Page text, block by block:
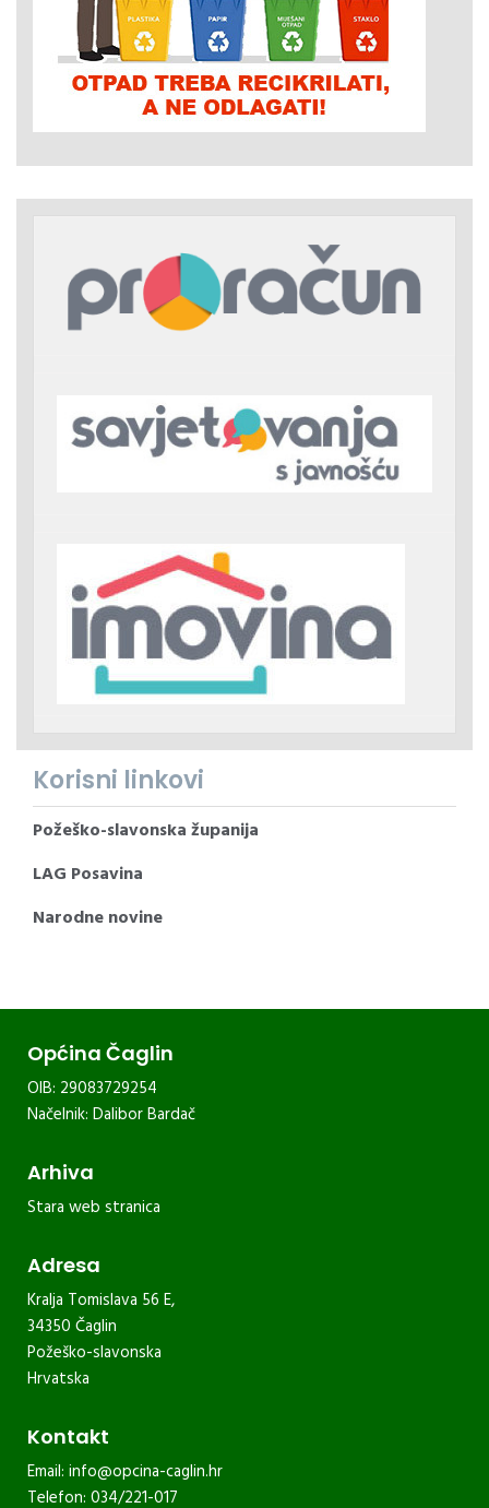
Korisni linkovi
Požeško-slavonska županija
LAG Posavina
Narodne novine
Općina Čaglin
OIB: 29083729254
Načelnik: Dalibor Bardač
Arhiva
Stara web stranica
Adresa
Kralja Tomislava 56 E,
34350 Čaglin
Požeško-slavonska
Hrvatska
Kontakt
Email: info@opcina-caglin.hr
Telefon: 034/221-017